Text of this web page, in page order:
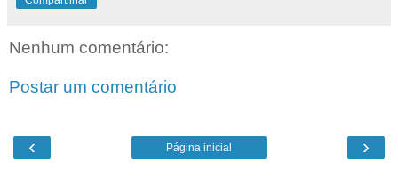
Nenhum comentário:
Postar um comentário
‹ ›
Página inicial